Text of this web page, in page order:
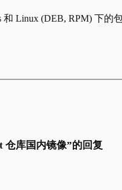
Linux (DEB, RPM) 下
仓库国内镜像”的回复